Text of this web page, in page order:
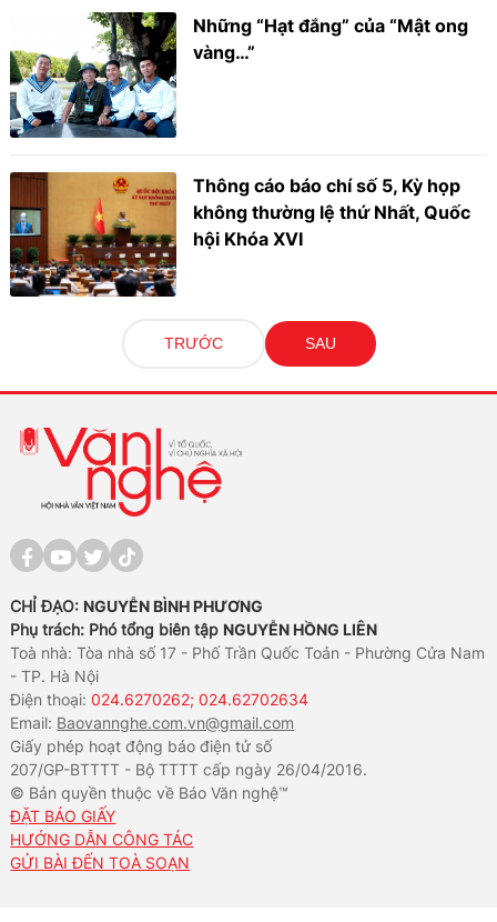
Những “Hạt đắng” của “Mật ong
vàng…”
Thông cáo báo chí số 5, Kỳ họp
không thường lệ thứ Nhất, Quốc
hội Khóa XVI
TRƯỚC SAU
CHỈ ĐẠO: NGUYỄN BÌNH PHƯƠNG
Phụ trách: Phó tổng biên tập NGUYỄN HỒNG LIÊN
Toà nhà: Tòa nhà số 17 - Phố Trần Quốc Toản - Phường Cửa Nam
- TP. Hà Nội
Điện thoại:024.6270262; 024.62702634
Email: Baovannghe.com.vn@gmail.com
Giấy phép hoạt động báo điện tử số
207/GP-BTTTT - Bộ TTTT cấp ngày 26/04/2016.
© Bản quyền thuộc về Báo Văn nghệ™
ĐẶT BÁO GIẤY
HƯỚNG DẪN CÔNG TÁC
GỬI BÀI ĐẾN TOÀ SOẠN